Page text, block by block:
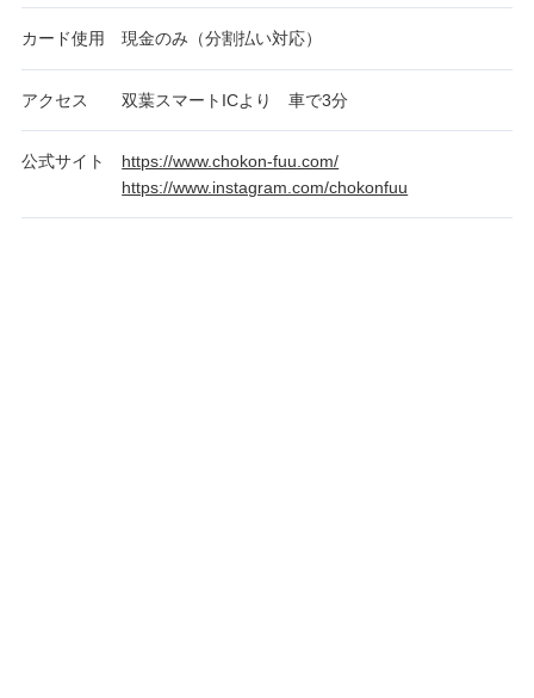
カード使用 現金のみ（分割払い対応）
アクセス 双葉スマートICより 車で3分
公式サイト
https://www.chokon-fuu.com/
https://www.instagram.com/chokonfuu